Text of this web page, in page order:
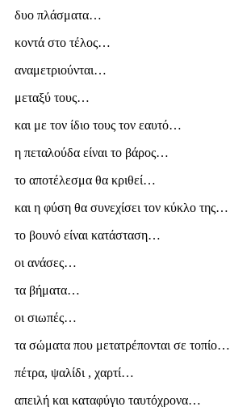
δυο πλάσματα…
κοντά στο τέλος…
αναμετριούνται…
μεταξύ τους…
και με τον ίδιο τους τον εαυτό…
η πεταλούδα είναι το βάρος…
το αποτέλεσμα θα κριθεί…
και η φύση θα συνεχίσει τον κύκλο της…
το βουνό είναι κατάσταση…
οι ανάσες…
τα βήματα…
οι σιωπές…
τα σώματα που μετατρέπονται σε τοπίο…
πέτρα, ψαλίδι , χαρτί…
απειλή και καταφύγιο ταυτόχρονα…